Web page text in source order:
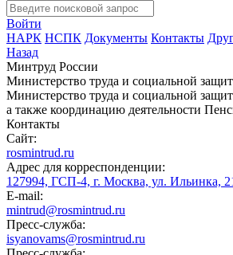
Войти
НАРК НСПК Документы Контакты
Назад
Минтруд России
Министерство труда и социальной
Министерство труда и социальной
а также координацию деятельности
Контакты
Сайт:
rosmintrud.ru
Адрес для корреспонденции:
127994, ГСП-4, г. Москва, ул. Ильинка,
E-mail:
mintrud@rosmintrud.ru
Пресс-служба:
isyanovams@rosmintrud.ru